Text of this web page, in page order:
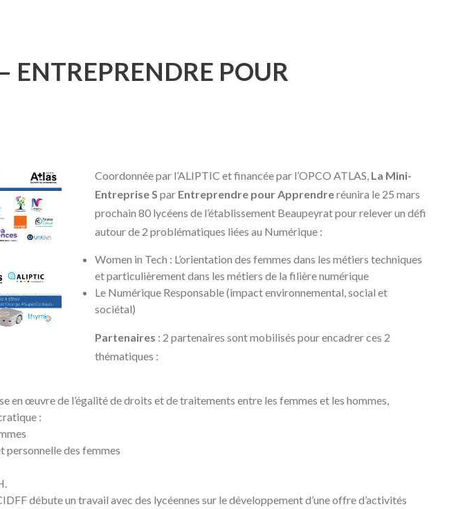
ENTREPRENDRE POUR
Coordonnée par l’ALIPTIC et financée par l’OPCO ATLAS,La Mini-
Entreprise S par Entreprendre pour Apprendreréunira le 25 mars
prochain 80 lycéens de l’établissement Beaupeyrat pour relever un défi
autour de 2 problématiques liées au Numérique :
Women in Tech : L’orientation des femmes dans les métiers techniques
et particulièrement dans les métiers de la filière numérique
Le Numérique Responsable (impact environnemental, social et
sociétal)
Partenaires : 2 partenaires sont mobilisés pour encadrer ces 2
thématiques :
en œuvre de l’égalité de droits et de traitements entre les femmes et les hommes,
:
personnelle des femmes
débute un travail avec des lycéennes sur le développement d’une offre d’activités